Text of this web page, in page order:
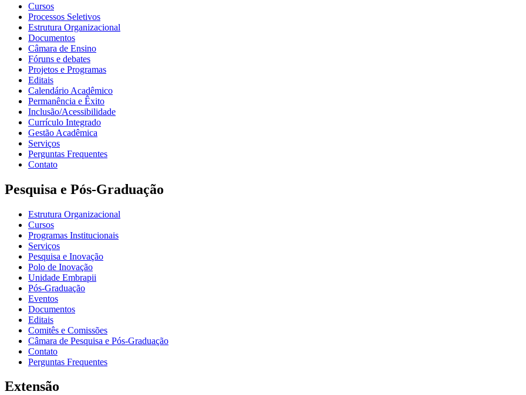
Cursos
Processos Seletivos
Estrutura Organizacional
Documentos
Câmara de Ensino
Fóruns e debates
Projetos e Programas
Editais
Calendário Acadêmico
Permanência e Êxito
Inclusão/Acessibilidade
Currículo Integrado
Gestão Acadêmica
Serviços
Perguntas Frequentes
Contato
Pesquisa e Pós-Graduação
Estrutura Organizacional
Cursos
Programas Institucionais
Serviços
Pesquisa e Inovação
Polo de Inovação
Unidade Embrapii
Pós-Graduação
Eventos
Documentos
Editais
Comitês e Comissões
Câmara de Pesquisa e Pós-Graduação
Contato
Perguntas Frequentes
Extensão